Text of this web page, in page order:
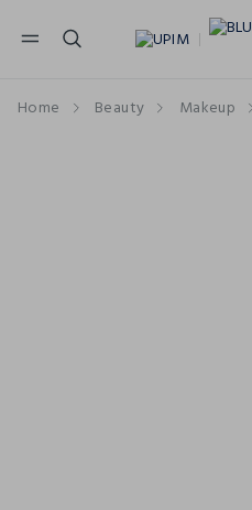
NAVIGATION.ARIA.GOTOMAINCONTENT
Home Beauty Makeup